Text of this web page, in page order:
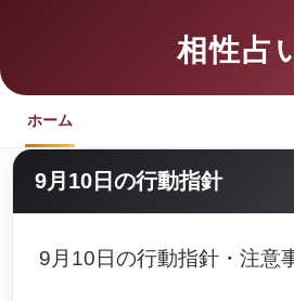
相性占
ホーム
9月10日の行動指針
9月10日の行動指針・注意